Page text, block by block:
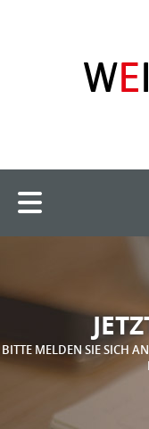
BITTE MELDEN SIE SICH